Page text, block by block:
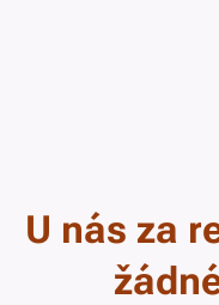
U nás za